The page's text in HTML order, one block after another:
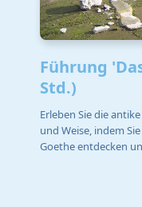
Führung
Std.)
Erleben Sie die
und Weise, indem
Goethe entdecken